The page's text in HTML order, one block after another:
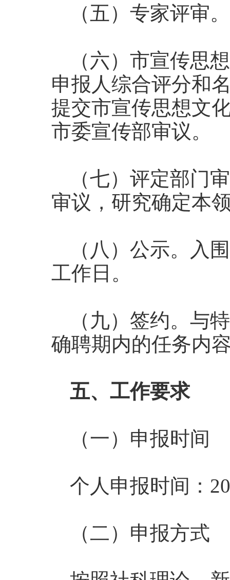
（五）专家评审
（六）市宣传思
申报人综合评分和
提交市宣传思想文
市委宣传部审议。
（七）评定部门
审议，研究确定本
（八）公示。入
工作日。
（九）签约。与
确聘期内的任务内
五、工作要求
（一）申报时间
个人申报时间：
（二）申报方式